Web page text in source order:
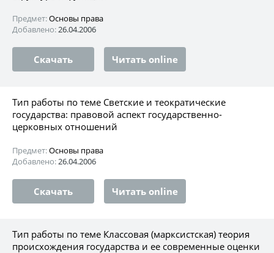
Предмет:Основы права
Добавлено:26.04.2006
Скачать Читать online
Тип работы по теме Светские и теократические
государства: правовой аспект государственно-
церковных отношений
Предмет:Основы права
Добавлено:26.04.2006
Скачать Читать online
Тип работы по теме Классовая (марксистская) теория
происхождения государства и ее современные оценки